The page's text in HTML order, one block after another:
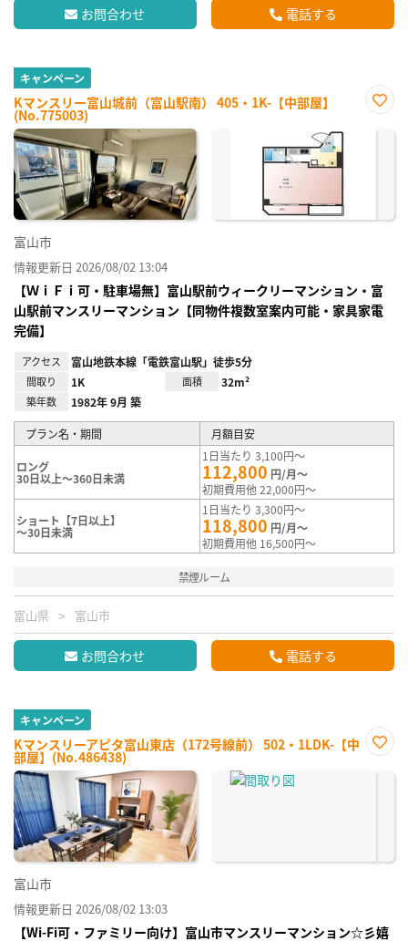
お問合わせ 電話する
キャンペーン
Kマンスリー富山城前（富山駅南） 405・1K-【中部屋】
(No.775003)
に入
富山市
情報更新日 2026/08/02 13:04
【ＷｉＦｉ可・駐車場無】富山駅前ウィークリーマンション・富
山駅前マンスリーマンション【同物件複数室案内可能・家具家電
完備】
アクセス 富山地鉄本線「電鉄富山駅」徒歩5分
間取り 1K 面積 32m²
築年数 1982年 9月 築
プラン名・期間 月額目安
ロング
30日以上～360日未満
1日当たり 3,100円～
112,800 円/月～
初期費用他 22,000円～
ショート【7日以上】
～30日未満
1日当たり 3,300円～
118,800 円/月～
初期費用他 16,500円～
禁煙ルーム
富山県 富山市
お問合わせ 電話する
キャンペーン
Kマンスリーアピタ富山東店（172号線前） 502・1LDK-【中
部屋】(No.486438)
に入
富山市
情報更新日 2026/08/02 13:03
【Wi-Fi可・ファミリー向け】富山市マンスリーマンション☆彡嬉